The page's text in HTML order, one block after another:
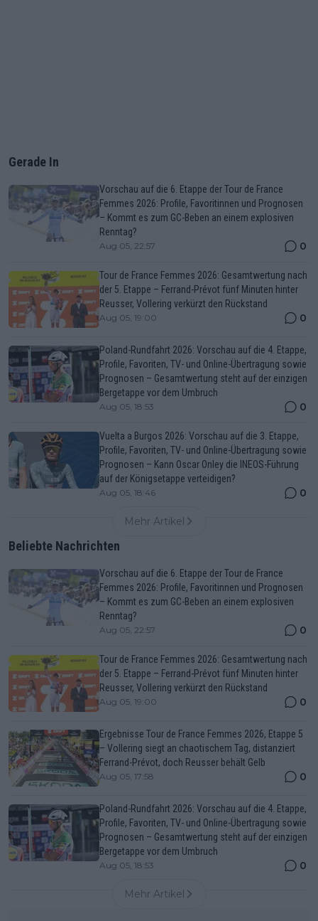
Gerade In
Vorschau auf die 6. Etappe der Tour de France
Femmes 2026: Profile, Favoritinnen und Prognosen
– Kommt es zum GC-Beben an einem explosiven
Renntag?
Aug 05, 22:57 0
Tour de France Femmes 2026: Gesamtwertung nach
der 5. Etappe – Ferrand-Prévot fünf Minuten hinter
Reusser, Vollering verkürzt den Rückstand
Aug 05, 19:00 0
Poland-Rundfahrt 2026: Vorschau auf die 4. Etappe,
Profile, Favoriten, TV- und Online-Übertragung sowie
Prognosen – Gesamtwertung steht auf der einzigen
Bergetappe vor dem Umbruch
Aug 05, 18:53 0
Vuelta a Burgos 2026: Vorschau auf die 3. Etappe,
Profile, Favoriten, TV- und Online-Übertragung sowie
Prognosen – Kann Oscar Onley die INEOS-Führung
auf der Königsetappe verteidigen?
Aug 05, 18:46 0
Mehr Artikel
Beliebte Nachrichten
Vorschau auf die 6. Etappe der Tour de France
Femmes 2026: Profile, Favoritinnen und Prognosen
– Kommt es zum GC-Beben an einem explosiven
Renntag?
Aug 05, 22:57 0
Tour de France Femmes 2026: Gesamtwertung nach
der 5. Etappe – Ferrand-Prévot fünf Minuten hinter
Reusser, Vollering verkürzt den Rückstand
Aug 05, 19:00 0
Ergebnisse Tour de France Femmes 2026, Etappe 5
– Vollering siegt an chaotischem Tag, distanziert
Ferrand-Prévot, doch Reusser behält Gelb
Aug 05, 17:58 0
Poland-Rundfahrt 2026: Vorschau auf die 4. Etappe,
Profile, Favoriten, TV- und Online-Übertragung sowie
Prognosen – Gesamtwertung steht auf der einzigen
Bergetappe vor dem Umbruch
Aug 05, 18:53 0
Mehr Artikel